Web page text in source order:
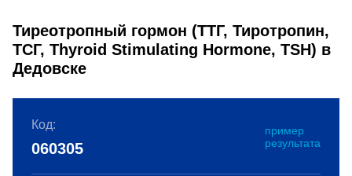
Тиреотропный гормон (ТТГ, Тиротропин,
ТСГ, Thyroid Stimulating Hormone, TSH) в
Дедовске
Код:
пример
результата
060305